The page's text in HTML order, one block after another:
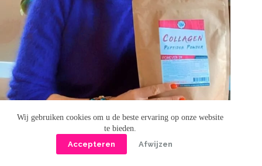
Wij gebruiken cookies om u de beste ervaring op onze website
te bieden.
Accepteren
Afwijzen